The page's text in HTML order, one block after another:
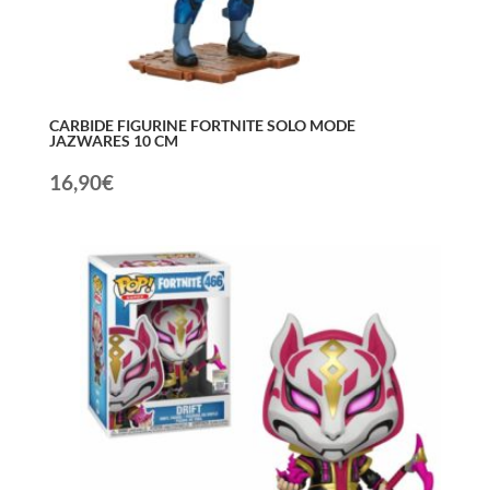
CARBIDE FIGURINE FORTNITE SOLO MODE
JAZWARES 10 CM
16,90€